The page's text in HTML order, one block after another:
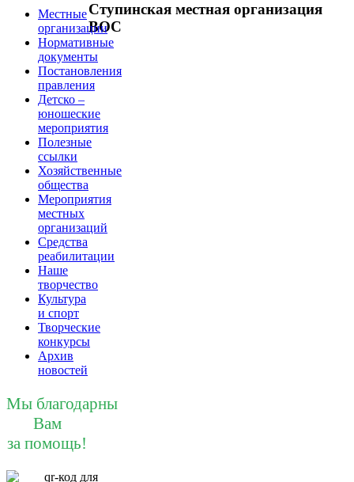
Ступинская местная организация
ВОС
Местные
организации
Нормативные
документы
Постановления
правления
Детско –
юношеские
мероприятия
Полезные
ссылки
Хозяйственные
общества
Мероприятия
местных
организаций
Средства
реабилитации
Наше
творчество
Культура
и спорт
Творческие
конкурсы
Архив
новостей
Мы благодарны
Вам
за помощь!